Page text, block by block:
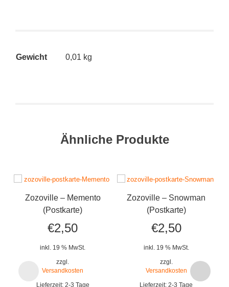
Gewicht 0,01 kg
Ähnliche Produkte
Zozoville – Memento
(Postkarte)
€2,50
inkl. 19 % MwSt.
zzgl.
Versandkosten
Lieferzeit: 2-3 Tage
Zozoville – Snowman
(Postkarte)
€2,50
inkl. 19 % MwSt.
zzgl.
Versandkosten
Lieferzeit:2-3 Tage